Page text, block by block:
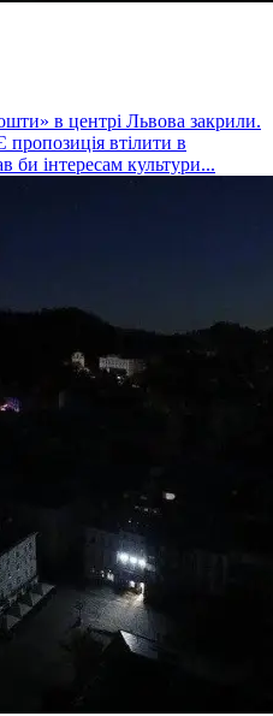
в центрі Львова закрили.
втілити в
би інтересам культури...